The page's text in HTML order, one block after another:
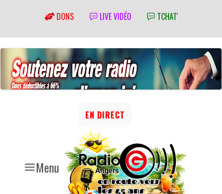
DONS LIVE VIDÉO TCHAT'
Menu
EN DIRECT